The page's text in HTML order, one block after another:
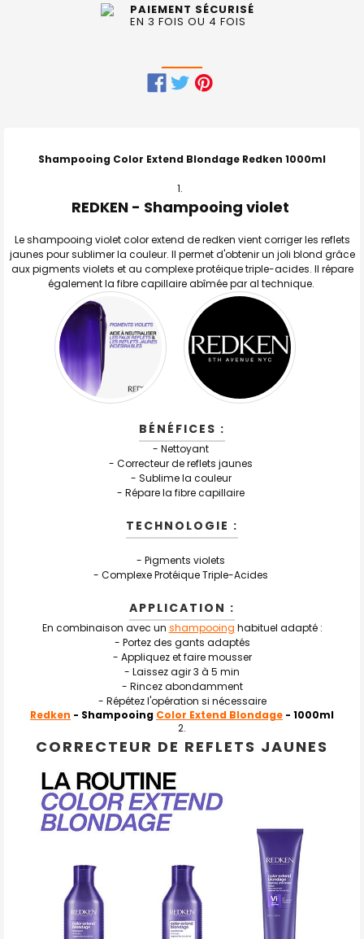
PAIEMENT SÉCURISÉ
EN 3 FOIS OU 4 FOIS
ENSEMBLE
TOUT
J'AJOUTE
LA
SÉLECTION
AU PANIER
Shampooing Color Extend Blondage Redken 1000ml
REDKEN - Shampooing violet
Le shampooing violet color extend de redken vient corriger les reflets
jaunes pour sublimer la couleur. Il permet d'obtenir un joli blond grâce
aux pigments violets et au complexe protéique triple-acides. Il répare
également la fibre capillaire abîmée par al technique.
BÉNÉFICES :
- Nettoyant
- Correcteur de reflets jaunes
- Sublime la couleur
- Répare la fibre capillaire
TECHNOLOGIE :
- Pigments violets
- Complexe Protéique Triple-Acides
APPLICATION :
En combinaison avec un shampooing habituel adapté :
- Portez des gants adaptés
- Appliquez et faire mousser
- Laissez agir 3 à 5 min
- Rincez abondamment
- Répétez l'opération si nécessaire
Redken - Shampooing Color Extend Blondage - 1000ml
CORRECTEUR DE REFLETS JAUNES